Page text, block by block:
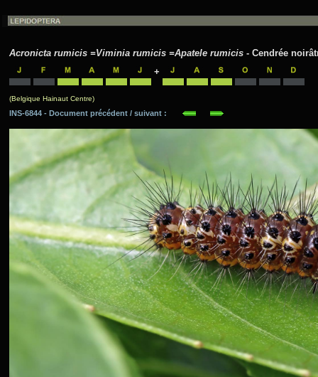
Acronicta rumicis =Viminia rumicis =Apatele rumicis - Cendrée
+
(Belgique Hainaut Centre)
INS-6844 - Document précédent / suivant :